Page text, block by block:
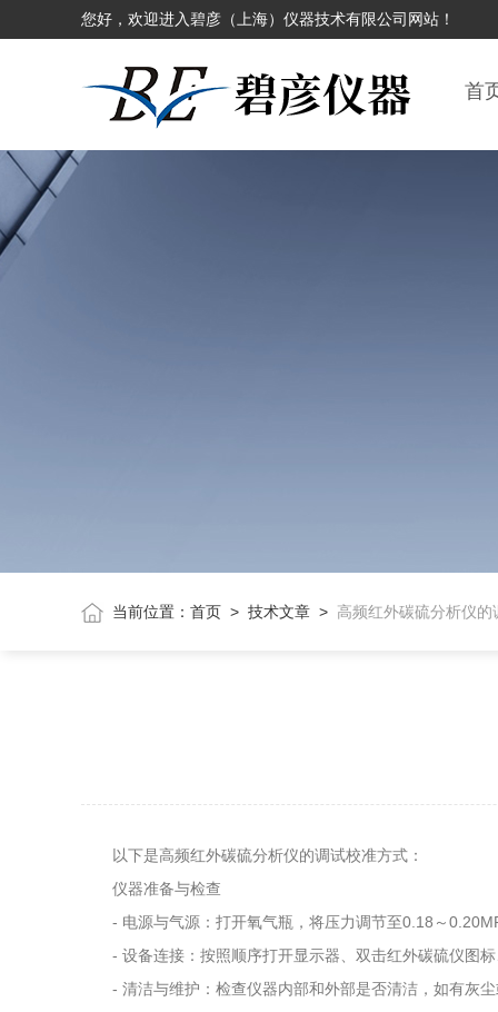
您好，欢迎进入碧彦（上海）仪器技术有限公司网站！
首
当前位置： 首页> 技术文章> 高频红外碳硫分析仪的
以下是高频红外碳硫分析仪的调试校准方式：
仪器准备与检查
- 电源与气源：打开氧气瓶，将压力调节至0.18～
- 设备连接：按照顺序打开显示器、双击红外碳硫仪图标
- 清洁与维护：检查仪器内部和外部是否清洁，如有灰尘